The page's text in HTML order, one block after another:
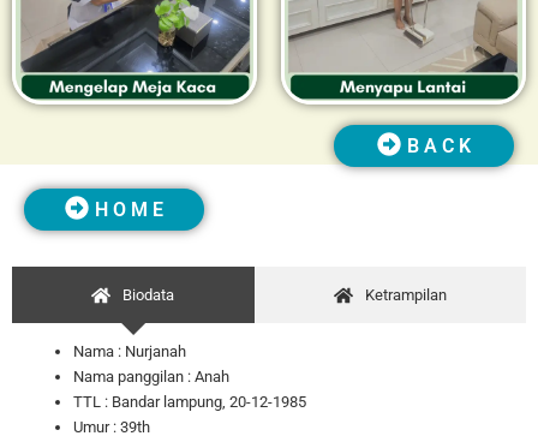
H O M E
B A C K
Biodata Ketrampilan
Nama : Nurjanah
Nama panggilan : Anah
TTL : Bandar lampung, 20-12-1985
Umur : 39th